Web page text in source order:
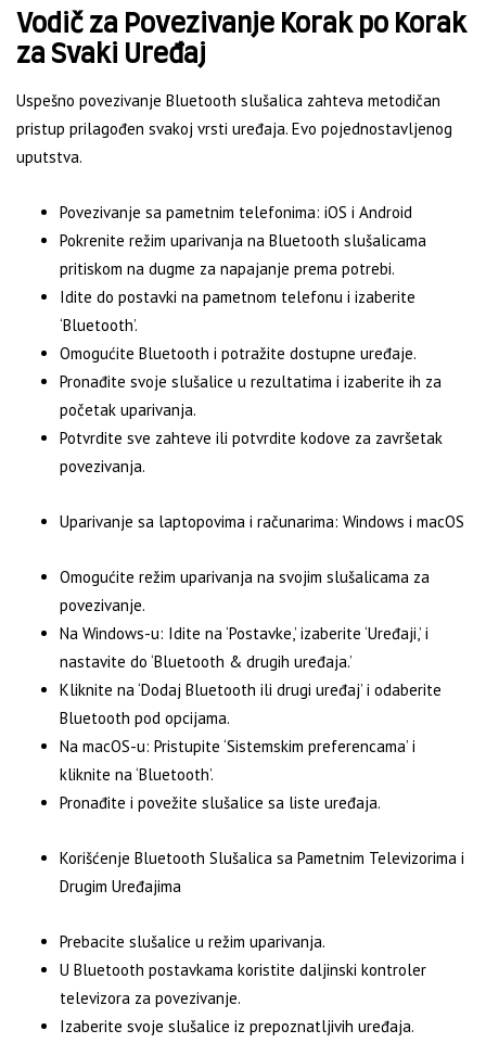
Vodič za Povezivanje Korak po Korak
za Svaki Uređaj
Uspešno povezivanje Bluetooth slušalica zahteva metodičan
pristup prilagođen svakoj vrsti uređaja. Evo pojednostavljenog
uputstva.
Povezivanje sa pametnim telefonima: iOS i Android
Pokrenite režim uparivanja na Bluetooth slušalicama
pritiskom na dugme za napajanje prema potrebi.
Idite do postavki na pametnom telefonu i izaberite
‘Bluetooth’.
Omogućite Bluetooth i potražite dostupne uređaje.
Pronađite svoje slušalice u rezultatima i izaberite ih za
početak uparivanja.
Potvrdite sve zahteve ili potvrdite kodove za završetak
povezivanja.
Uparivanje sa laptopovima i računarima: Windows i macOS
Omogućite režim uparivanja na svojim slušalicama za
povezivanje.
Na Windows-u: Idite na ‘Postavke,’ izaberite ‘Uređaji,’ i
nastavite do ‘Bluetooth & drugih uređaja.’
Kliknite na ‘Dodaj Bluetooth ili drugi uređaj’ i odaberite
Bluetooth pod opcijama.
Na macOS-u: Pristupite ‘Sistemskim preferencama’ i
kliknite na ‘Bluetooth’.
Pronađite i povežite slušalice sa liste uređaja.
Korišćenje Bluetooth Slušalica sa Pametnim Televizorima i
Drugim Uređajima
Prebacite slušalice u režim uparivanja.
U Bluetooth postavkama koristite daljinski kontroler
televizora za povezivanje.
Izaberite svoje slušalice iz prepoznatljivih uređaja.